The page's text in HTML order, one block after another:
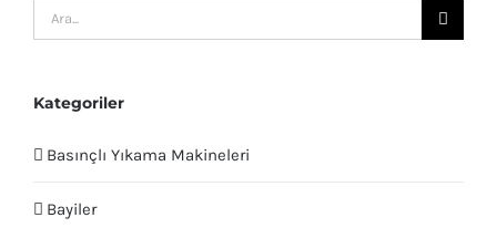
Ara:
Kategoriler
Basınçlı Yıkama Makineleri
Bayiler